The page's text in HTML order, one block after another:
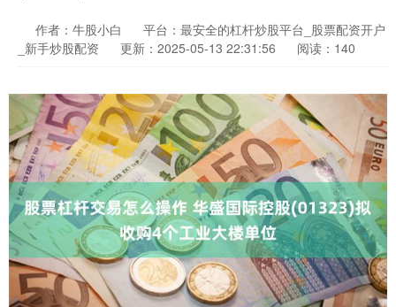
作者：牛股小白
平台：最安全的杠杆炒股平台_股票配资开户
_新手炒股配资
更新：2025-05-13 22:31:56 阅读：140